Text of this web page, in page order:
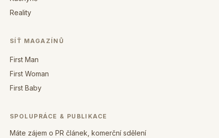
Reality
SÍŤ MAGAZÍNŮ
First Man
First Woman
First Baby
SPOLUPRÁCE & PUBLIKACE
Máte zájem o PR článek, komerční sdělení